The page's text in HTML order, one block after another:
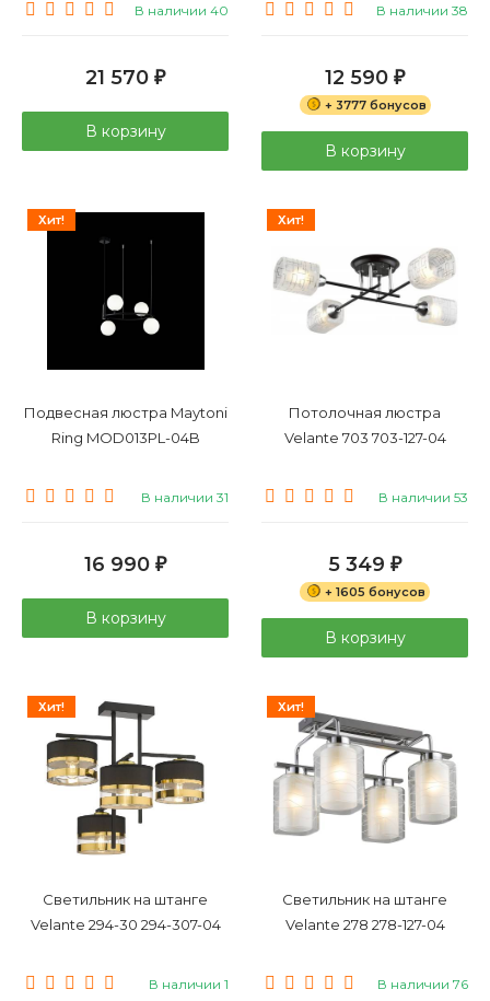
В наличии 40
21 570 ₽
В корзину
В наличии 38
12 590 ₽
+ 3777 бонусов
В корзину
Хит!
Подвесная люстра Maytoni
Ring MOD013PL-04B
В наличии 31
16 990 ₽
В корзину
Хит!
Потолочная люстра
Velante 703 703-127-04
В наличии 53
5 349 ₽
+ 1605 бонусов
В корзину
Хит!
Светильник на штанге
Velante 294-30 294-307-04
В наличии 1
Хит!
Светильник на штанге
Velante 278 278-127-04
В наличии 76